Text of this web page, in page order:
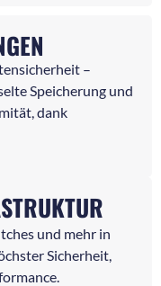
–
Speicherung und
dank
und mehr in
Sicherheit,